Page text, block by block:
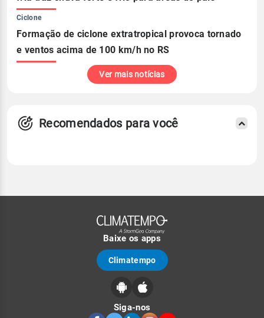
Ciclone
Formação de ciclone extratropical provoca tornado
e ventos acima de 100 km/h no RS
Ver mais notícias
Recomendados para você
Baixe os apps
Climatempo
Siga-nos